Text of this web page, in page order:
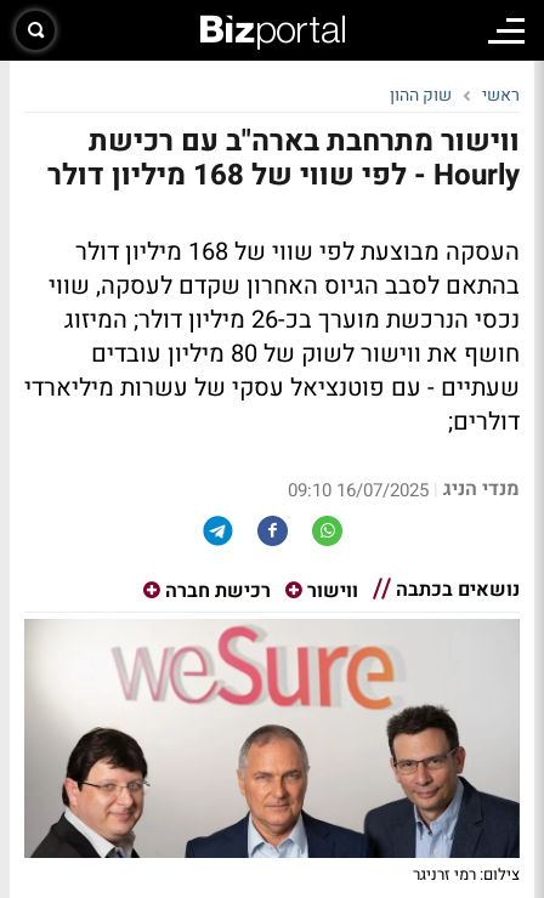
ראשי שוק ההון
ווישור מתרחבת בארה"ב עם רכישת
Hourly - לפי שווי של 168 מיליון דולר
העסקה מבוצעת לפי שווי של 168 מיליון דולר
בהתאם לסבב הגיוס האחרון שקדם לעסקה, שווי
נכסי הנרכשת מוערך בכ-26 מיליון דולר; המיזוג
חושף את ווישור לשוק של 80 מיליון עובדים
שעתיים - עם פוטנציאל עסקי של עשרות מיליארדי
דולרים;
מנדי הניג |
16/07/2025 09:10
נושאים בכתבה ווישור רכישת חברה
צילום: רמי זרניגר